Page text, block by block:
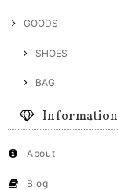
GOODS
SHOES
BAG
Information
About
Blog